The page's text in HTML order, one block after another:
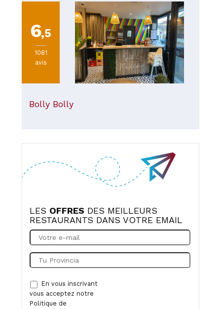
6,5
1081
avis
Bolly Bolly
LES OFFRES DES MEILLEURS
RESTAURANTS DANS VOTRE EMAIL
En vous inscrivant
vous acceptez notre
Politique de